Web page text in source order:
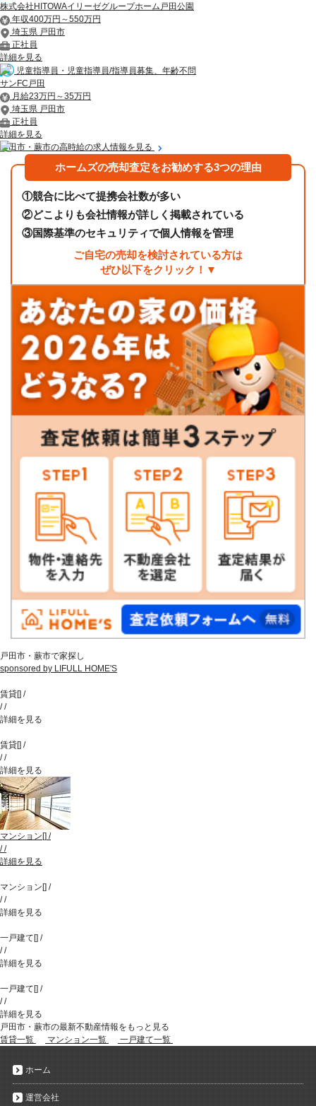
株式会社HITOWAイリーゼグループホーム戸田公園
年収400万円～550万円
埼玉県 戸田市
正社員
詳細を見る
児童指導員・児童指導員/指導員募集、年齢不問
サンFC戸田
月給23万円～35万円
埼玉県 戸田市
正社員
詳細を見る
戸田市・蕨市の高時給の求人情報を見る
ホームズの売却査定をお勧めする3つの理由
①競合に比べて提携会社数が多い
②どこよりも会社情報が詳しく掲載されている
③国際基準のセキュリティで個人情報を管理
ご自宅の売却を検討されている方は
ぜひ以下をクリック！▼
戸田市・蕨市で家探し
sponsored by LIFULL HOME'S
賃貸[] /
//
詳細を見る
賃貸[] /
//
詳細を見る
マンション[] /
//
詳細を見る
マンション[] /
//
詳細を見る
一戸建て[] /
//
詳細を見る
一戸建て[] /
//
詳細を見る
戸田市・蕨市の最新不動産情報をもっと見る
賃貸一覧
マンション一覧 一戸建て一覧
ホーム
運営会社